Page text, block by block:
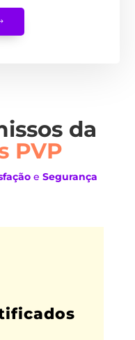
da
PVP
e Segurança